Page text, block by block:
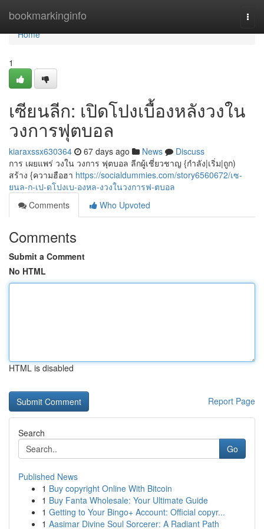
bookmarkinginfo
Home
Home
1
เซียนลีก: เปิดโปงเบื้องหลังวงใน
วงการฟุตบอล
kiaraxssx630364 67 days ago News
Discuss
การ เผยแพร่ วงใน วงการ ฟุตบอล ลีกผู้เชี่ยวชาญ {กำลัง|เริ่ม|ถูก)
สร้าง {ความฮือฮา https://socialdummies.com/story6560672/เซ-
ยนล-ก-เป-ดโปงเบ-องหล-งวงในวงการฟ-ตบอล
Comments
Who Upvoted
Comments
Submit a Comment
No HTML
HTML is disabled
Report Page
Search
Go
Published News
1 Buy copyright Online With Bitcoin
1 Buy Fanta Wholesale: Your Ultimate Guide
1 Getting to Your Bingo+ Account: Official copyr...
1 Aasimar Divine Soul Sorcerer: A Radiant Path